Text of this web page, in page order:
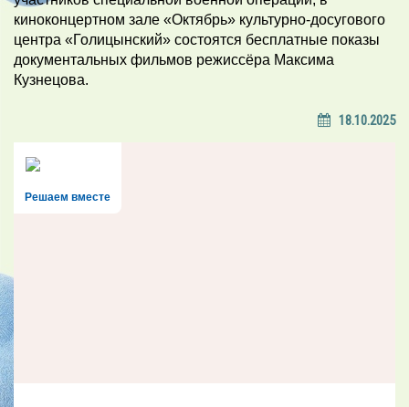
киноконцертном зале «Октябрь» культурно-досугового
центра «Голицынский» состоятся бесплатные показы
документальных фильмов режиссёра Максима
Кузнецова.
18.10.2025
Решаем вместе